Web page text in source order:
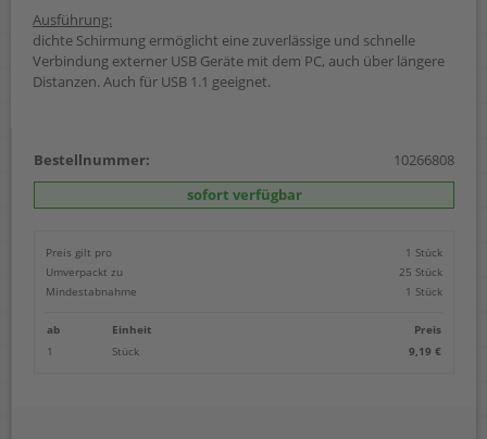
Ausführung:
dichte Schirmung ermöglicht eine zuverlässige und schnelle
Verbindung externer USB Geräte mit dem PC, auch über längere
Distanzen. Auch für USB 1.1 geeignet.
Bestellnummer:
10266808
sofort verfügbar
Preis gilt pro
1 Stück
Umverpackt zu
25 Stück
Mindestabnahme
1 Stück
ab Einheit
Preis
1
Stück 9,19 €